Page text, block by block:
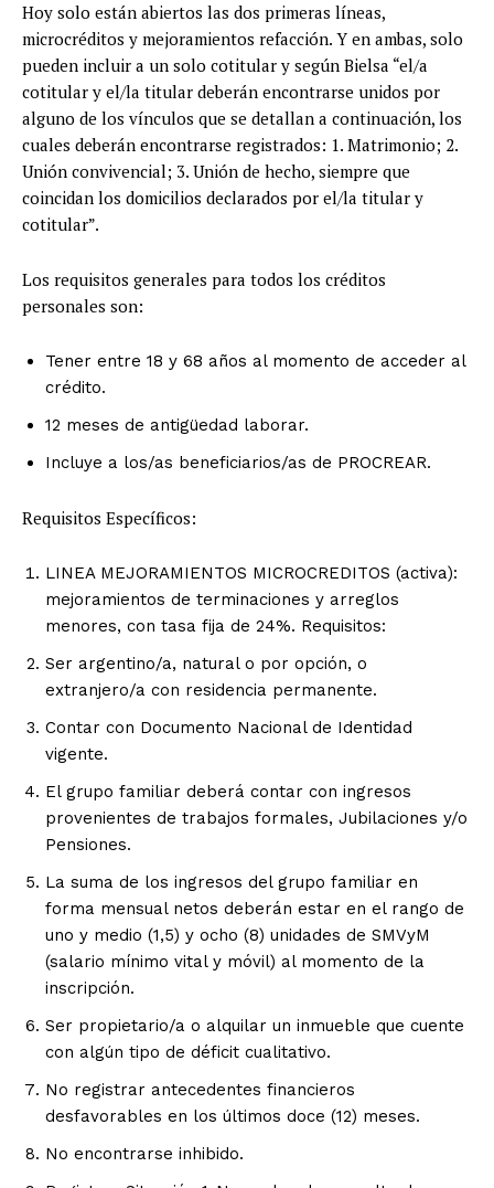
Hoy solo están abiertos las dos primeras líneas,
microcréditos y mejoramientos refacción. Y en ambas, solo
pueden incluir a un solo cotitular y según Bielsa “el/a
cotitular y el/la titular deberán encontrarse unidos por
alguno de los vínculos que se detallan a continuación, los
cuales deberán encontrarse registrados: 1. Matrimonio; 2.
Unión convivencial; 3. Unión de hecho, siempre que
coincidan los domicilios declarados por el/la titular y
cotitular”.
Los requisitos generales para todos los créditos
personales son:
Tener entre 18 y 68 años al momento de acceder al
crédito.
12 meses de antigüedad laborar.
Incluye a los/as beneficiarios/as de PROCREAR.
Requisitos Específicos:
LINEA MEJORAMIENTOS MICROCREDITOS (activa):
mejoramientos de terminaciones y arreglos
menores, con tasa fija de 24%. Requisitos:
Ser argentino/a, natural o por opción, o
extranjero/a con residencia permanente.
Contar con Documento Nacional de Identidad
vigente.
El grupo familiar deberá contar con ingresos
provenientes de trabajos formales, Jubilaciones y/o
Pensiones.
La suma de los ingresos del grupo familiar en
forma mensual netos deberán estar en el rango de
uno y medio (1,5) y ocho (8) unidades de SMVyM
(salario mínimo vital y móvil) al momento de la
inscripción.
Ser propietario/a o alquilar un inmueble que cuente
con algún tipo de déficit cualitativo.
No registrar antecedentes financieros
desfavorables en los últimos doce (12) meses.
No encontrarse inhibido.